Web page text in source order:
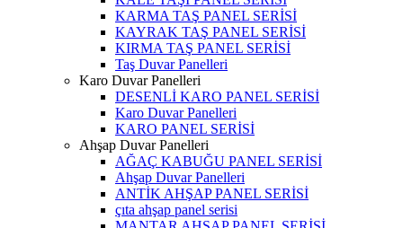
KARMA TAŞ PANEL SERİSİ
KAYRAK TAŞ PANEL SERİSİ
KIRMA TAŞ PANEL SERİSİ
Taş Duvar Panelleri
Karo Duvar Panelleri
DESENLİ KARO PANEL SERİSİ
Karo Duvar Panelleri
KARO PANEL SERİSİ
Ahşap Duvar Panelleri
AĞAÇ KABUĞU PANEL SERİSİ
Ahşap Duvar Panelleri
ANTİK AHŞAP PANEL SERİSİ
çıta ahşap panel serisi